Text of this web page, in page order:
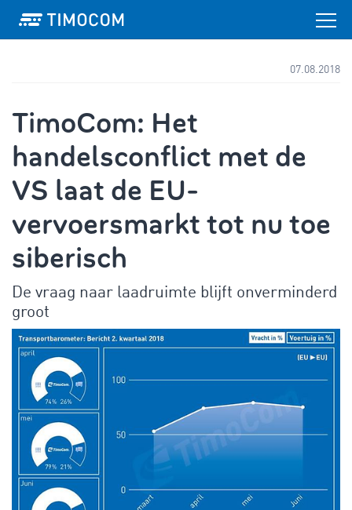
07.08.2018
TimoCom: Het
handelsconflict met de
VS laat de EU-
vervoersmarkt tot nu toe
siberisch
De vraag naar laadruimte blijft onverminderd
groot